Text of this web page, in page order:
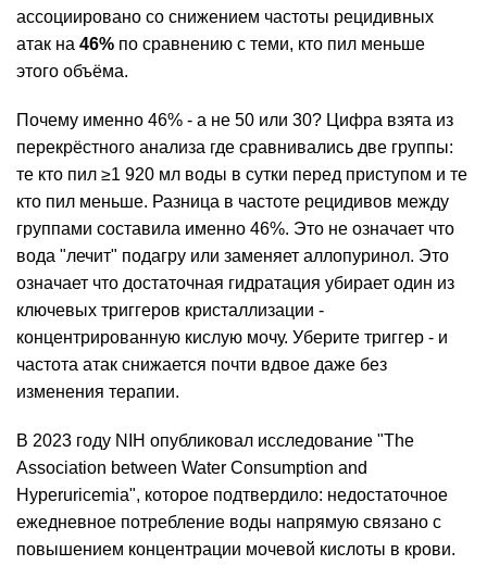
ассоциировано со снижением частоты рецидивных
атак на 46% по сравнению с теми, кто пил меньше
этого объёма.
Почему именно 46% - а не 50 или 30? Цифра взята из
перекрёстного анализа где сравнивались две группы:
те кто пил ≥1 920 мл воды в сутки перед приступом и те
кто пил меньше. Разница в частоте рецидивов между
группами составила именно 46%. Это не означает что
вода "лечит" подагру или заменяет аллопуринол. Это
означает что достаточная гидратация убирает один из
ключевых триггеров кристаллизации -
концентрированную кислую мочу. Уберите триггер - и
частота атак снижается почти вдвое даже без
изменения терапии.
В 2023 году NIH опубликовал исследование "The
Association between Water Consumption and
Hyperuricemia", которое подтвердило: недостаточное
ежедневное потребление воды напрямую связано с
повышением концентрации мочевой кислоты в крови.